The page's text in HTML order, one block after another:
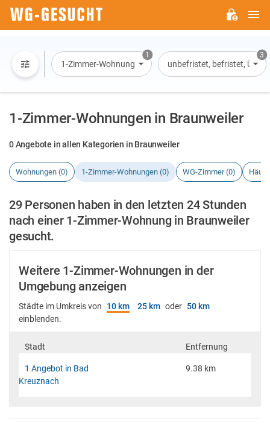
1
1-Zimmer-Wohnung
3
unbefristet, befristet,
1-Zimmer-Wohnungen in Braunweiler
0 Angebote in allen Kategorien in Braunweiler
Wohnungen (0) 1-Zimmer-Wohnungen (0) WG-Zimmer (0)
29 Personen haben in den letzten 24 Stunden
nach einer 1-Zimmer-Wohnung in Braunweiler
gesucht.
Weitere 1-Zimmer-Wohnungen in der
Umgebung anzeigen
Städte im Umkreis von 10 km 25 km oder 50 km
einblenden.
Stadt Entfernung
1 Angebot in Bad
Kreuznach
9.38 km